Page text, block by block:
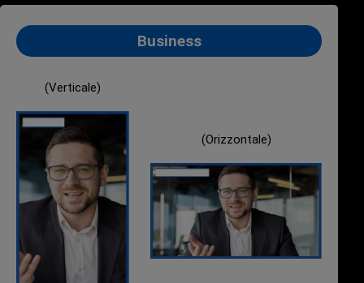
Business
(Verticale)
(Orizzontale)